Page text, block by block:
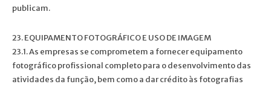
publicam.
23. EQUIPAMENTO FOTOGRÁFICO E USO DE IMAGEM
23.1. As empresas se comprometem a fornecer equipamento
fotográfico profissional completo para o desenvolvimento das
atividades da função, bem como a dar crédito às fotografias